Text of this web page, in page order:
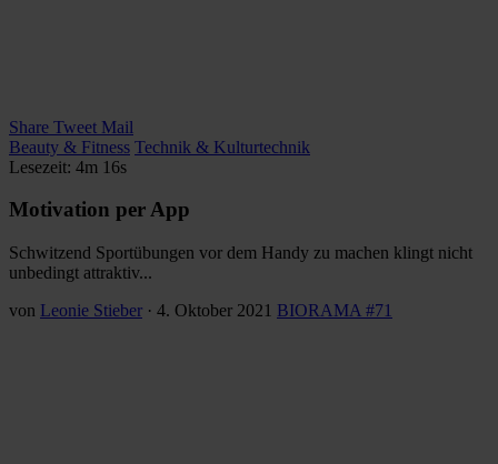
Share Tweet Mail
Beauty & Fitness Technik & Kulturtechnik
Lesezeit: 4m 16s
Motivation per App
Schwitzend Sportübungen vor dem Handy zu machen klingt nicht
unbedingt attraktiv...
von Leonie Stieber · 4. Oktober 2021 BIORAMA #71